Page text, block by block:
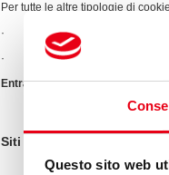
Questo sito web
Per tutte le altre tipologie di
· Mediante specifiche
· Mediante modifica delle
Entrambe queste soluzioni
Siti Web e servizi di terze